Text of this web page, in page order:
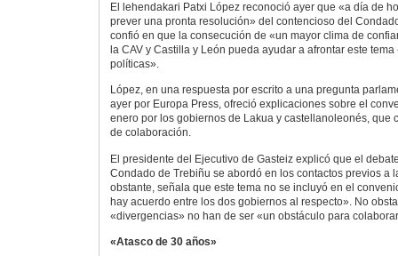
El lehendakari Patxi López reconoció ayer que «a día de
prever una pronta resolución» del contencioso del
confió en que la consecución de «un mayor clima de
la CAV y Castilla y León pueda ayudar a afrontar este
políticas».
López, en una respuesta por escrito a una pregunta
ayer por Europa Press, ofreció explicaciones sobre el
enero por los gobiernos de Lakua y castellanoleonés, que
de colaboración.
El presidente del Ejecutivo de Gasteiz explicó que el
Condado de Trebiñu se abordó en los contactos previos a
obstante, señala que este tema no se incluyó en el
hay acuerdo entre los dos gobiernos al respecto». No
«divergencias» no han de ser «un obstáculo para
«Atasco de 30 años»